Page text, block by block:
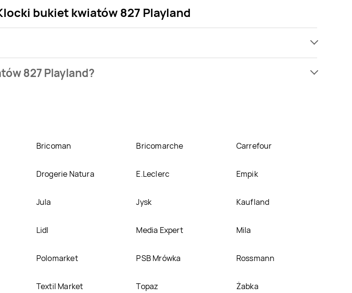
bukiet kwiatów 827 Playland
827 Playland?
Bricoman Bricomarche Carrefour
Drogerie Natura E.Leclerc Empik
Jula Jysk Kaufland
Lidl Media Expert Mila
Polomarket PSB Mrówka Rossmann
Textil Market Topaz Żabka